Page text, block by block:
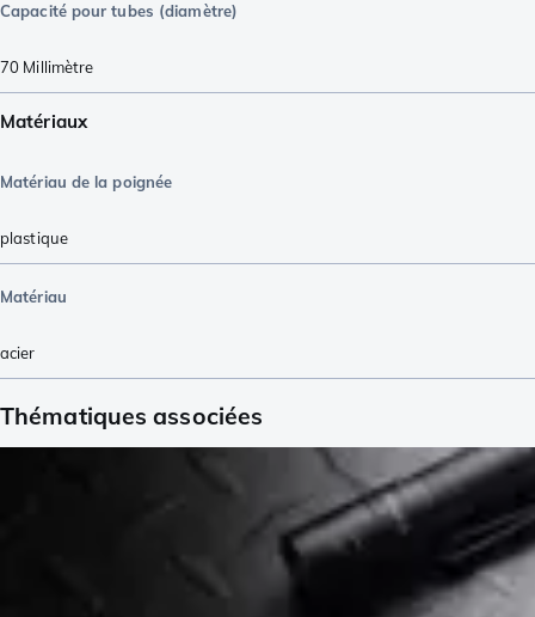
Capacité pour tubes (diamètre)
70 Millimètre
Matériaux
Matériau de la poignée
plastique
Matériau
acier
Thématiques associées